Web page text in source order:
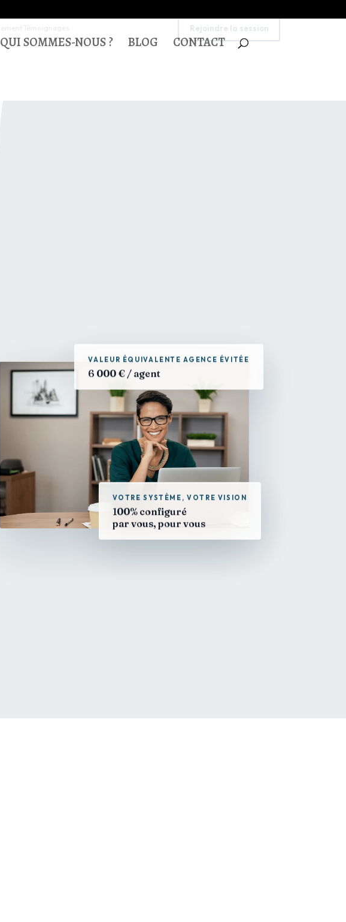
QUI SOMMES-NOUS ? BLOG CONTACT
Rejoindre la session
VALEUR ÉQUIVALENTE AGENCE ÉVITÉE
6 000 € / agent
VOTRE SYSTÈME, VOTRE VISION
100% configuré
par vous, pour vous